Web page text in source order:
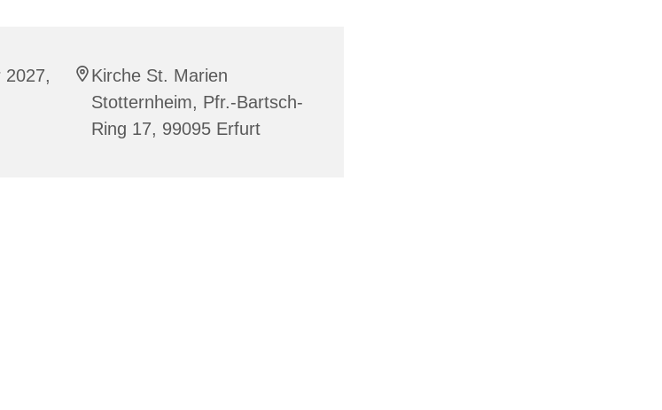
2027,
Kirche St. Marien
Stotternheim, Pfr.-Bartsch-
Ring 17, 99095 Erfurt